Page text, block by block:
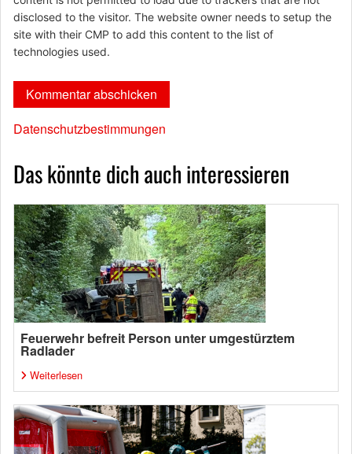
disclosed to the visitor. The website owner needs to setup the
site with their CMP to add this content to the list of
technologies used.
Datenschutzbestimmungen
Das könnte dich auch interessieren
Feuerwehr befreit Person unter umgestürztem
Radlader
Weiterlesen